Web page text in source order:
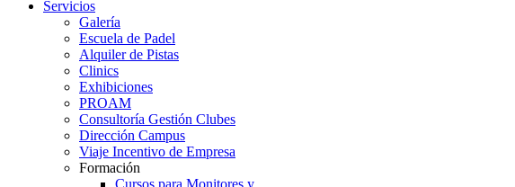
Servicios
Galería
Escuela de Padel
Alquiler de Pistas
Clinics
Exhibiciones
PROAM
Consultoría Gestión Clubes
Dirección Campus
Viaje Incentivo de Empresa
Formación
Cursos para Monitores y